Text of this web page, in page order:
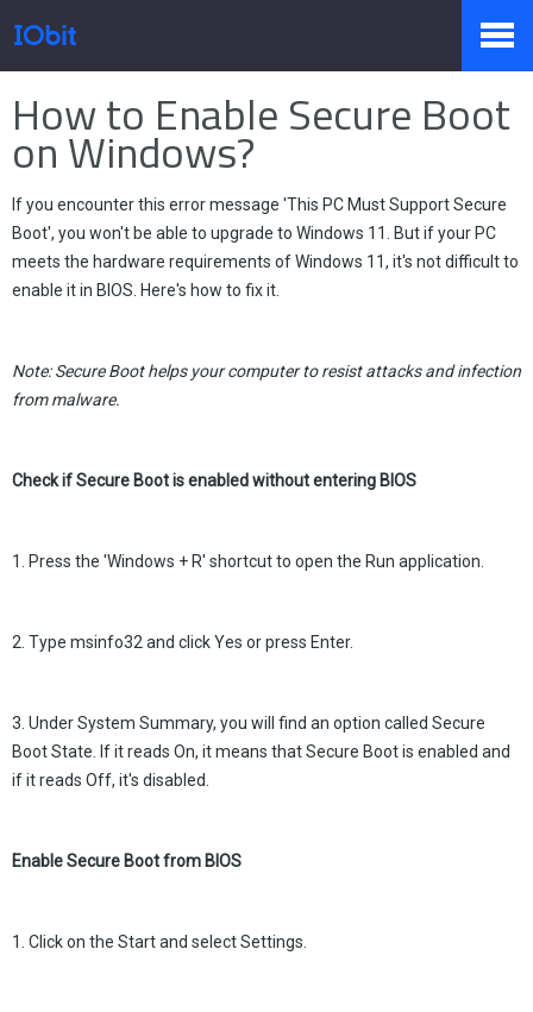
Produkty
Sklep
How to Enable Secure Boot
on Windows?
If you encounter this error message 'This PC Must Support Secure
Boot', you won't be able to upgrade to Windows 11. But if your PC
meets the hardware requirements of Windows 11, it's not difficult to
enable it in BIOS. Here's how to fix it.
Note: Secure Boot helps your computer to resist attacks and infection
from malware.
Check if Secure Boot is enabled without entering BIOS
1. Press the 'Windows + R' shortcut to open the Run application.
2. Type msinfo32 and click Yes or press Enter.
3. Under System Summary, you will find an option called Secure
Boot State. If it reads On, it means that Secure Boot is enabled and
if it reads Off, it's disabled.
Enable Secure Boot from BIOS
1. Click on the Start and select Settings.